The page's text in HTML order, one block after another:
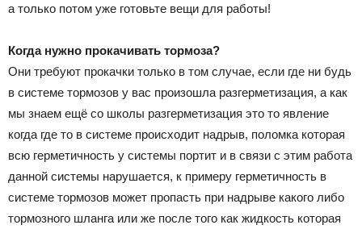
а только потом уже готовьте вещи для работы!
Когда нужно прокачивать тормоза?
Они требуют прокачки только в том случае, если где ни будь
в системе тормозов у вас произошла разгерметизация, а как
мы знаем ещё со школы разгерметизация это то явление
когда где то в системе происходит надрыв, поломка которая
всю герметичность у системы портит и в связи с этим работа
данной системы нарушается, к примеру герметичность в
системе тормозов может пропасть при надрыве какого либо
тормозного шланга или же после того как жидкость которая